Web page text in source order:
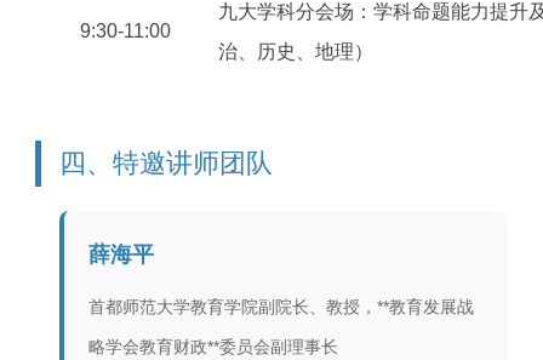
9:30-11:00
九大学科分会场：学科命题能力提升
治、历史、地理）
四、特邀讲师团队
薛海平
首都师范大学教育学院副院长、教授，**教育发展战
略学会教育财政**委员会副理事长